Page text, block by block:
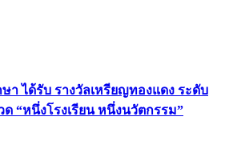
า ได้รับ รางวัลเหรียญทองแดง ระดับ
“หนึ่งโรงเรียน หนึ่งนวัตกรรม”